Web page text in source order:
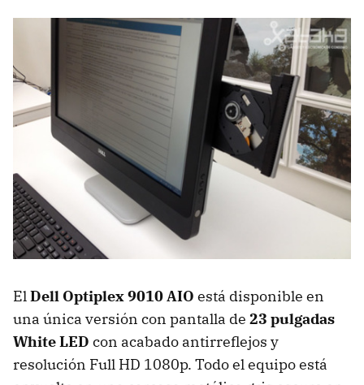
ElDell Optiplex 9010AIO está disponible en
una única versión con pantalla de 23 pulgadas
WhiteLED con acabado antirreflejos y
resolución Full HD 1080p. Todo el equipo está